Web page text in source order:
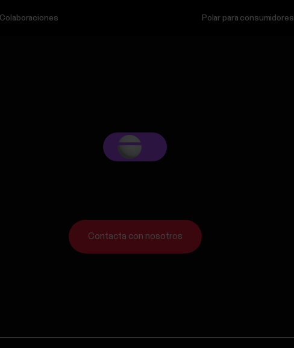
Colaboraciones Polar para consumidores
Contacta con nosotros